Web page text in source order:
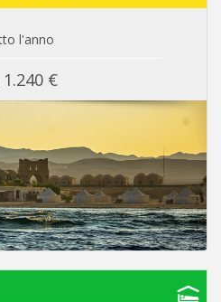
l'anno
€